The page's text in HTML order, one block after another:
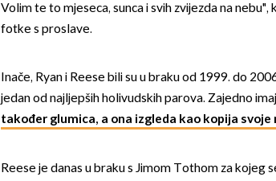
Volim te to mjeseca, sunca i svih zvijezda na
fotke s proslave.
Inače, Ryan i Reese bili su u braku od 1999. do
jedan od najljepših holivudskih parova. Zajedno
također glumica, a ona izgleda kao kopija svoje
Reese je danas u braku s Jimom Tothom za kojeg